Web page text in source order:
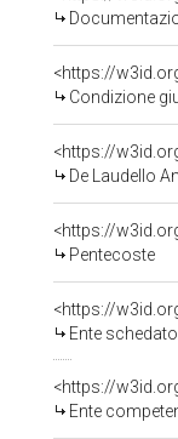
Condizione
<https://
De Laudello
<https://
Pentecoste
<https://
Ente
<https://
Ente competente per tutela del bene